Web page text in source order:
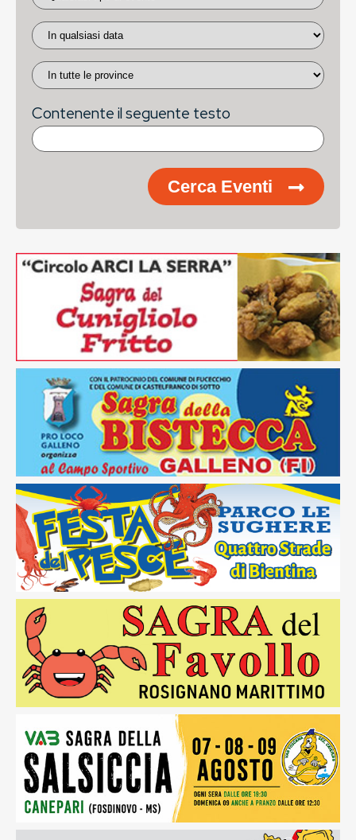
Contenente il seguente testo
Cerca Eventi